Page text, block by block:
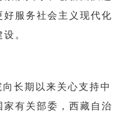
服务社会主义现代化
。
长期以来关心支持中
有关部委，西藏自治